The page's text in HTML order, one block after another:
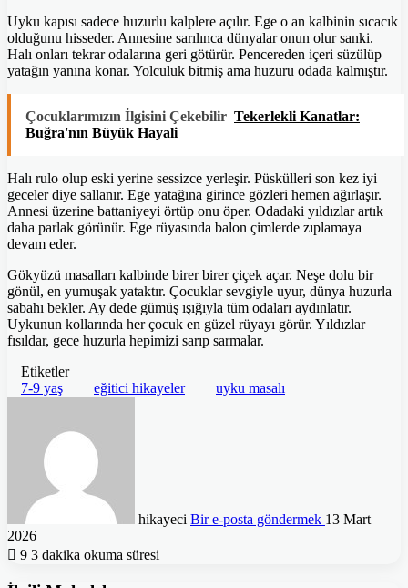
Uyku kapısı sadece huzurlu kalplere açılır. Ege o an kalbinin sıcacık
olduğunu hisseder. Annesine sarılınca dünyalar onun olur sanki.
Halı onları tekrar odalarına geri götürür. Pencereden içeri süzülüp
yatağın yanına konar. Yolculuk bitmiş ama huzuru odada kalmıştır.
Çocuklarımızın İlgisini Çekebilir Tekerlekli Kanatlar:
Buğra'nın Büyük Hayali
Halı rulo olup eski yerine sessizce yerleşir. Püskülleri son kez iyi
geceler diye sallanır. Ege yatağına girince gözleri hemen ağırlaşır.
Annesi üzerine battaniyeyi örtüp onu öper. Odadaki yıldızlar artık
daha parlak görünür. Ege rüyasında balon çimlerde zıplamaya
devam eder.
Gökyüzü masalları kalbinde birer birer çiçek açar. Neşe dolu bir
gönül, en yumuşak yataktır. Çocuklar sevgiyle uyur, dünya huzurla
sabahı bekler. Ay dede gümüş ışığıyla tüm odaları aydınlatır.
Uykunun kollarında her çocuk en güzel rüyayı görür. Yıldızlar
fısıldar, gece huzurla hepimizi sarıp sarmalar.
Etiketler
7-9 yaş
eğitici hikayeler uyku masalı
hikayeci Bir e-posta göndermek 13 Mart
2026
9 3 dakika okuma süresi